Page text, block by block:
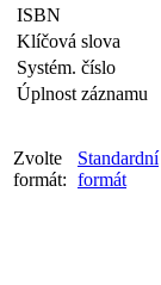
ISBN
Klíčová slova
Systém. číslo
Úplnost záznamu
Zvolte
formát:
Standardní
formát